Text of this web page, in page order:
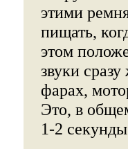
этими
пищать,
этом
звуки
фарах,
Это, в
1-2